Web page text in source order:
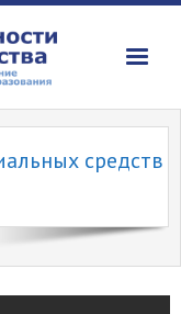
средств